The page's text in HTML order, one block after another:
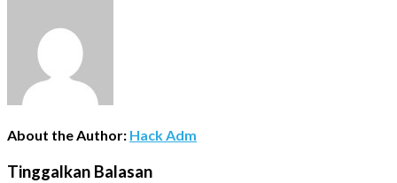
About the Author: Hack Adm
Tinggalkan Balasan